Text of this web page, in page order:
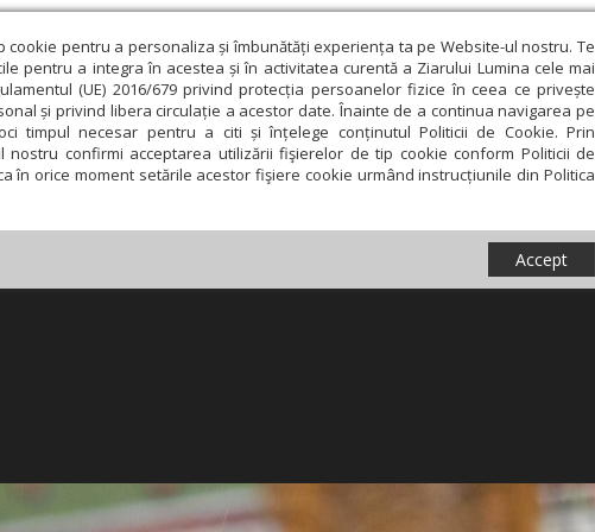
cookie pentru a personaliza și îmbunătăți experiența ta pe Website-ul nostru. Te
pentru a integra în acestea și în activitatea curentă a Ziarului Lumina cele mai
(UE) 2016/679 privind protecția persoanelor fizice în ceea ce privește
și privind libera circulație a acestor date. Înainte de a continua navigarea pe
timpul necesar pentru a citi și înțelege conținutul Politicii de Cookie. Prin
nostru confirmi acceptarea utilizării fişierelor de tip cookie conform Politicii de
în orice moment setările acestor fişiere cookie urmând instrucțiunile din Politica
Accept